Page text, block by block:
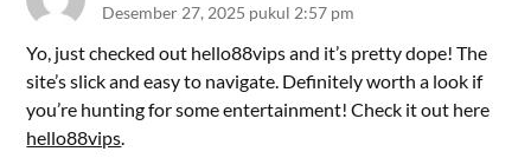
Desember 27, 2025 pukul 2:57 pm
Yo, just checked out hello88vips and it’s pretty dope! The
site’s slick and easy to navigate. Definitely worth a look if
you’re hunting for some entertainment! Check it out here
hello88vips.